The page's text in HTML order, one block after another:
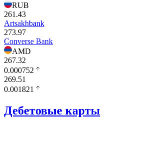
RUB
261.43
Artsakhbank
273.97
Converse Bank
AMD
267.32
0.000752
269.51
0.001821
Дебетовые карты